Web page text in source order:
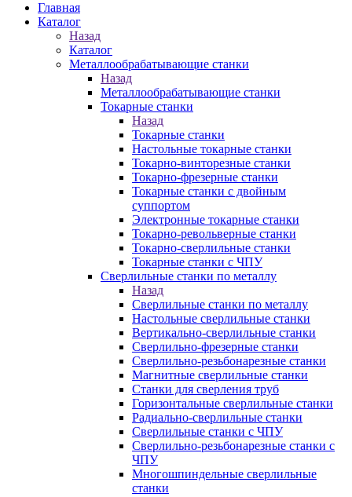
Главная
Каталог
Назад
Каталог
Металлообрабатывающие станки
Назад
Металлообрабатывающие станки
Токарные станки
Назад
Токарные станки
Настольные токарные станки
Токарно-винторезные станки
Токарно-фрезерные станки
Токарные станки с двойным
суппортом
Электронные токарные станки
Токарно-револьверные станки
Токарно-сверлильные станки
Токарные станки с ЧПУ
Сверлильные станки по металлу
Назад
Сверлильные станки по металлу
Настольные сверлильные станки
Вертикально-сверлильные станки
Сверлильно-фрезерные станки
Сверлильно-резьбонарезные станки
Магнитные сверлильные станки
Станки для сверления труб
Горизонтальные сверлильные станки
Радиально-сверлильные станки
Сверлильные станки с ЧПУ
Сверлильно-резьбонарезные станки с
ЧПУ
Многошпиндельные сверлильные
станки